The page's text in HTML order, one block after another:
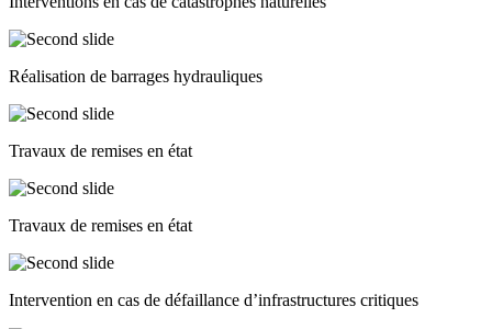
Réalisation de barrages hydrauliques
Travaux de remises en état
Travaux de remises en état
Intervention en cas de défaillance d’infrastructures critiques